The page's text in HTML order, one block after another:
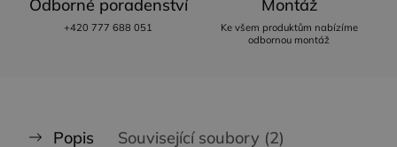
Odborné poradenství
+420 777 688 051
Montáž
Ke všem produktům nabízíme
odbornou montáž
Popis Související soubory (2)